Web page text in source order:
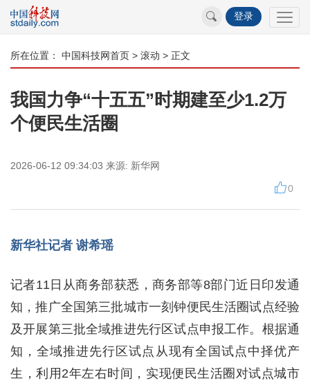
登录
所在位置： 中国科技网首页 > 滚动 > 正文
我国力争“十五五”时期建至少1.2万
个便民生活圈
2026-06-12 09:34:03 来源: 新华网
0
新华社记者 谢希瑶
记者11日从商务部获悉，商务部等8部门近日印发通
知，推广全国第三批城市一刻钟便民生活圈试点经验
及开展第三批全域推进先行区试点申报工作。根据通
知，全域推进先行区试点从现有全国试点中择优产
生，利用2年左右时间，实现便民生活圈对试点城市